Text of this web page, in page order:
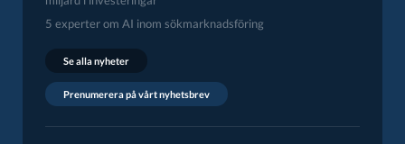
5 experter om AI inom sökmarknadsföring
Se alla nyheter
Prenumerera på vårt nyhetsbrev